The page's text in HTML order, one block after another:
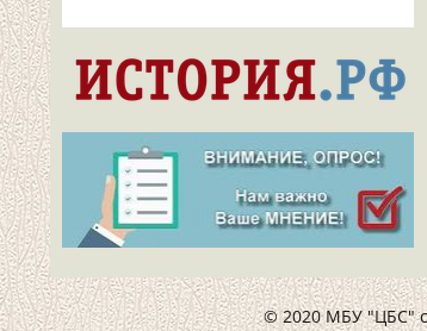
© 2020 МБУ "ЦБС"